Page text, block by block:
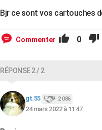
Bjr ce sont vos cartouches
Commenter 0
RÉPONSE 2 / 2
gt.55 2 086
24 mars 2022 à 11:47